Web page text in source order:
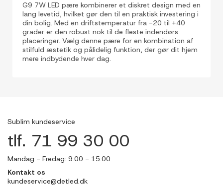
G9 7W LED pære kombinerer et diskret design med en
lang levetid, hvilket gør den til en praktisk investering i
din bolig. Med en driftstemperatur fra -20 til +40
grader er den robust nok til de fleste indendørs
placeringer. Vælg denne pære for en kombination af
stilfuld æstetik og pålidelig funktion, der gør dit hjem
mere indbydende hver dag.
Sublim kundeservice
tlf. 71 99 30 00
Mandag - Fredag: 9.00 - 15.00
Kontakt os
kundeservice@detled.dk